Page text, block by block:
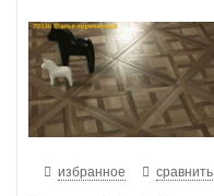
избранное сравнить